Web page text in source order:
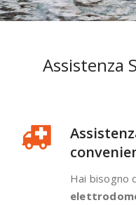
Assistenza
Hai bisogno